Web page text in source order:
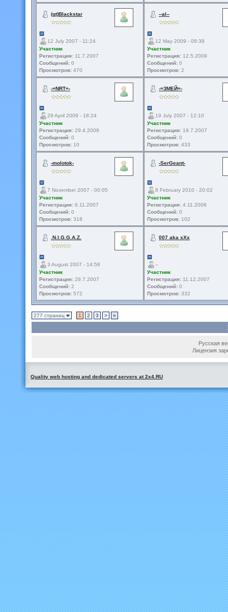
(gt)Blackstar
12 July 2007 - 11:24
Участник
Регистрация: 11.7.2007
Сообщений: 0
Просмотров: 470
--al--
12 May 2009 - 09:39
Участник
Регистрация: 12.5.2009
Сообщений: 0
Просмотров: 2
-=NRT=-
29 April 2009 - 18:24
Участник
Регистрация: 29.4.2009
Сообщений: 0
Просмотров: 10
-=ЗМЕЙ=-
19 July 2007 - 12:10
Участник
Регистрация: 19.7.2007
Сообщений: 0
Просмотров: 433
-molotok-
7 November 2007 - 00:05
Участник
Регистрация: 6.11.2007
Сообщений: 0
Просмотров: 318
-SerGeant-
8 February 2010 - 20:02
Участник
Регистрация: 4.11.2008
Сообщений: 0
Просмотров: 102
.N.I.G.G.A.Z.
3 August 2007 - 14:56
Участник
Регистрация: 29.7.2007
Сообщений: 2
Просмотров: 572
007 aka xXx
--
Участник
Регистрация: 11.12.2007
Сообщений: 0
Просмотров: 332
277 страниц 1 2 3 > »
Русская
Лицензия
Quality web hosting and dedicated servers at 2x4.RU